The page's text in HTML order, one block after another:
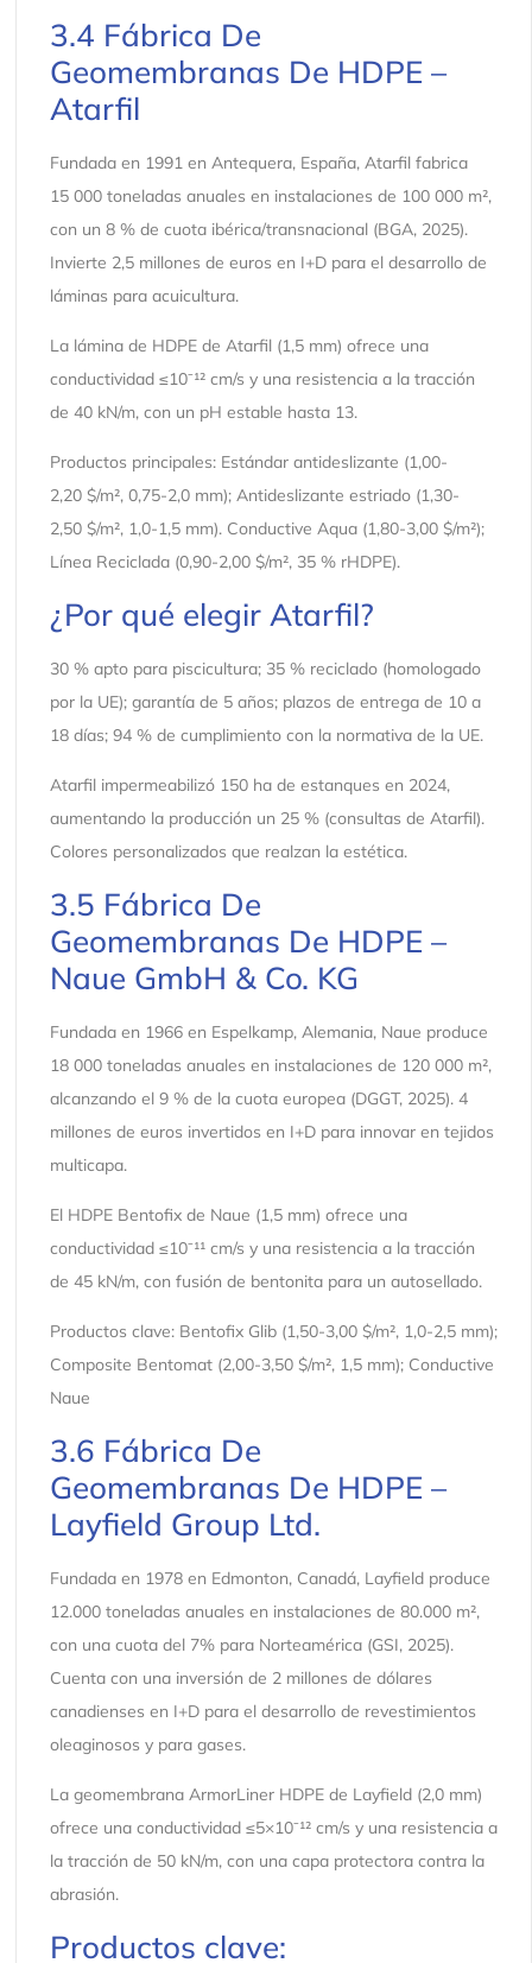
3.4 Fábrica De
Geomembranas De HDPE –
Atarfil
Fundada en 1991 en Antequera, España, Atarfil fabrica
15 000 toneladas anuales en instalaciones de 100 000 m²,
con un 8 % de cuota ibérica/transnacional (BGA, 2025).
Invierte 2,5 millones de euros en I+D para el desarrollo de
láminas para acuicultura.
La lámina de HDPE de Atarfil (1,5 mm) ofrece una
conductividad ≤10⁻¹² cm/s y una resistencia a la tracción
de 40 kN/m, con un pH estable hasta 13.
Productos principales: Estándar antideslizante (1,00-
2,20 $/m², 0,75-2,0 mm); Antideslizante estriado (1,30-
2,50 $/m², 1,0-1,5 mm). Conductive Aqua (1,80-3,00 $/m²);
Línea Reciclada (0,90-2,00 $/m², 35 % rHDPE).
¿Por qué elegir Atarfil?
30 % apto para piscicultura; 35 % reciclado (homologado
por la UE); garantía de 5 años; plazos de entrega de 10 a
18 días; 94 % de cumplimiento con la normativa de la UE.
Atarfil impermeabilizó 150 ha de estanques en 2024,
aumentando la producción un 25 % (consultas de Atarfil).
Colores personalizados que realzan la estética.
3.5 Fábrica De
Geomembranas De HDPE –
Naue GmbH & Co. KG
Fundada en 1966 en Espelkamp, ​​Alemania, Naue produce
18 000 toneladas anuales en instalaciones de 120 000 m²,
alcanzando el 9 % de la cuota europea (DGGT, 2025). 4
millones de euros invertidos en I+D para innovar en tejidos
multicapa.
El HDPE Bentofix de Naue (1,5 mm) ofrece una
conductividad ≤10⁻¹¹ cm/s y una resistencia a la tracción
de 45 kN/m, con fusión de bentonita para un autosellado.
Productos clave: Bentofix Glib (1,50-3,00 $/m², 1,0-2,5 mm);
Composite Bentomat (2,00-3,50 $/m², 1,5 mm); Conductive
Naue
3.6 Fábrica De
Geomembranas De HDPE –
Layfield Group Ltd.
Fundada en 1978 en Edmonton, Canadá, Layfield produce
12.000 toneladas anuales en instalaciones de 80.000 m²,
con una cuota del 7% para Norteamérica (GSI, 2025).
Cuenta con una inversión de 2 millones de dólares
canadienses en I+D para el desarrollo de revestimientos
oleaginosos y para gases.
La geomembrana ArmorLiner HDPE de Layfield (2,0 mm)
ofrece una conductividad ≤5×10⁻¹² cm/s y una resistencia a
la tracción de 50 kN/m, con una capa protectora contra la
abrasión.
Productos clave: